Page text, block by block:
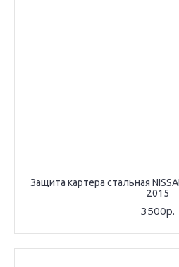
Защита картера стальная
2015
3500р.